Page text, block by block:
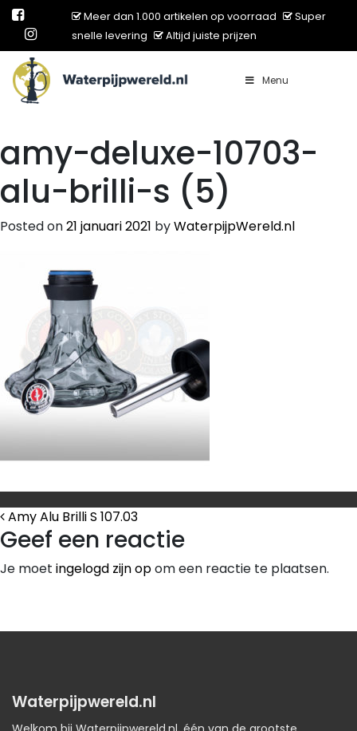
Meer dan 1.000 artikelen op voorraad
Super
snelle levering
Altijd juiste prijzen
Main Navigation Menu
amy-deluxe-10703-
alu-brilli-s (5)
Posted on21 januari 2021 byWaterpijpWereld.nl
Bericht Navigatie
Amy Alu Brilli S 107.03
Geef een reactie
Je moet ingelogd zijn opom een reactie te plaatsen.
Waterpijpwereld.nl